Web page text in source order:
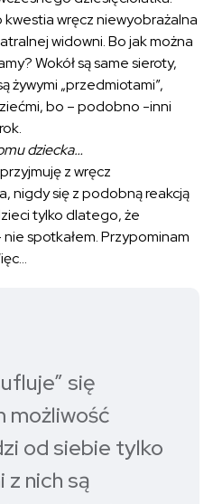
wręcz niewyobrażalna
widowni. Bo jak można
Wokół są same sieroty,
żywymi „przedmiotami”,
bo – podobno -inni
dziecka…
z wręcz
nigdy się z podobną reakcją
tylko dlatego, że
spotkałem. Przypominam
się
możliwość
od siebie tylko
nich są